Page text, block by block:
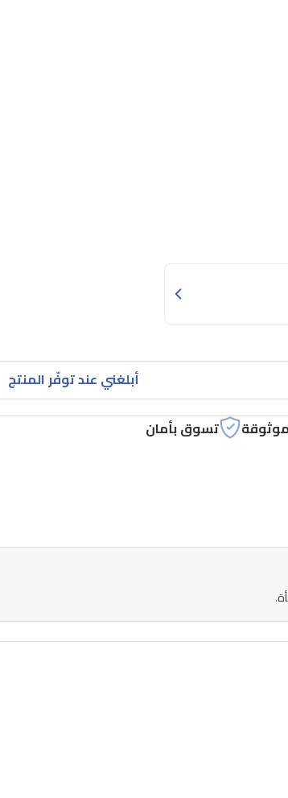
أبلغني عند توفّر المنتج
موثوقة تسوق بأمان